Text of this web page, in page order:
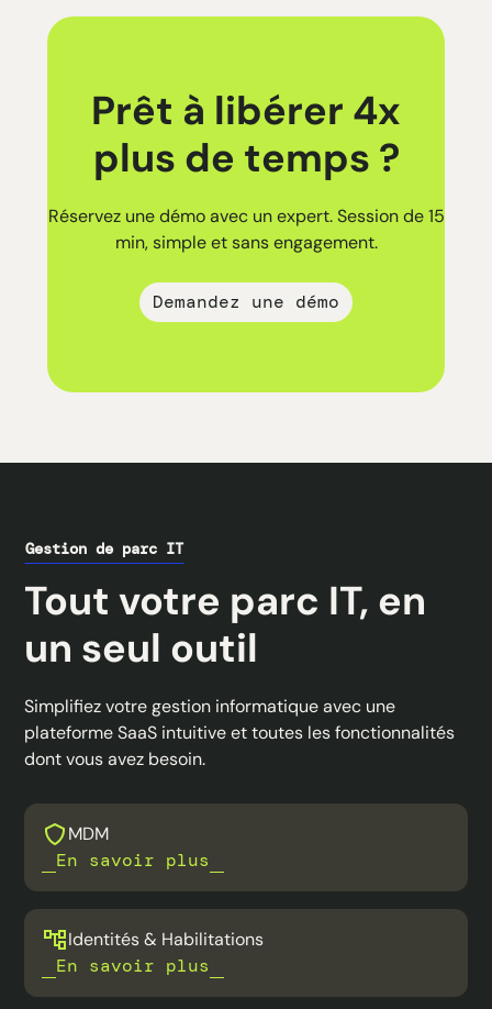
Prêt à libérer 4x
plus de temps ?
Réservez une démo avec un expert. Session de 15
min, simple et sans engagement.
Demandez une démo
Gestion de parc IT
Tout votre parc IT, en
un seul outil
Simplifiez votre gestion informatique avec une
plateforme SaaS intuitive et toutes les fonctionnalités
dont vous avez besoin.
MDM
En savoir plus
Identités & Habilitations
En savoir plus